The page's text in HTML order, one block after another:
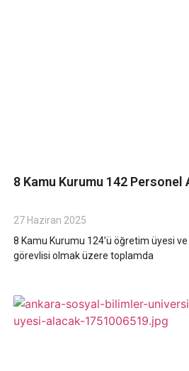
8 Kamu Kurumu 142 Personel
27 Haziran 2025
8 Kamu Kurumu 124’ü öğretim üyesi
görevlisi olmak üzere toplamda